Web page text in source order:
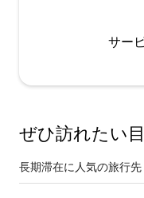
サー
ぜひ訪⁠れ⁠た⁠い
長期滞在に人気の旅行先